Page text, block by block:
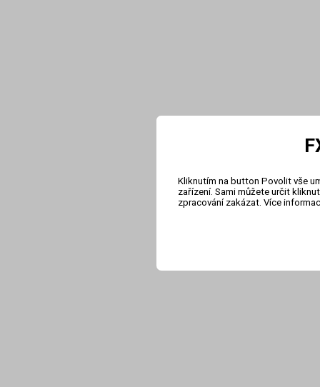
Kliknutím na button Povolit vše
zařízení. Sami můžete určit
zpracování zakázat. Více